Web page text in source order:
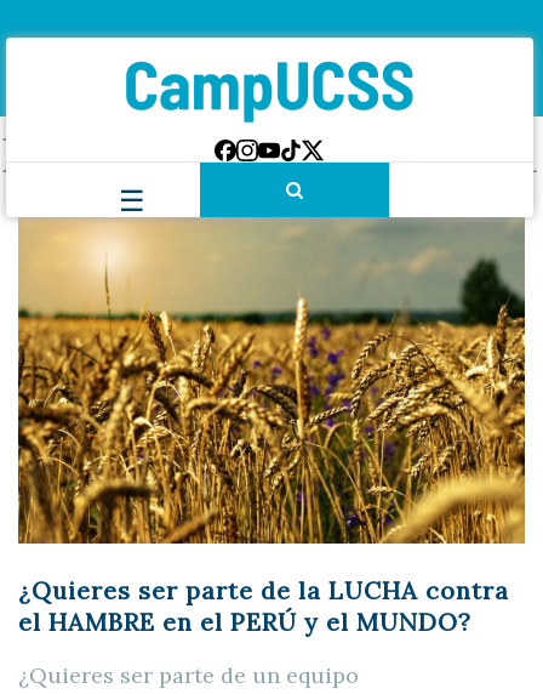
Etiqueta:Alimentación
¿Quieres ser parte de la LUCHA contra
el HAMBRE en el PERÚ y el MUNDO?
¿Quieres ser parte de un equipo